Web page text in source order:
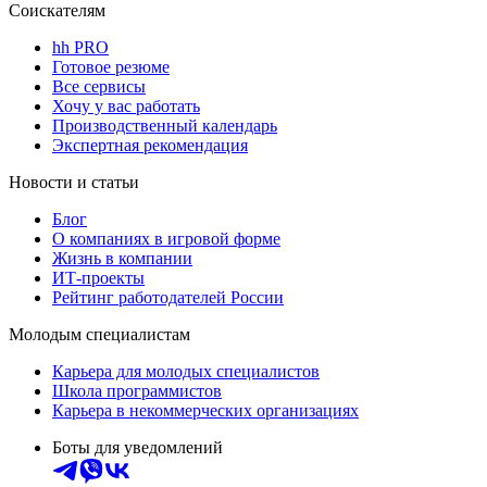
Соискателям
hh PRO
Готовое резюме
Все сервисы
Хочу у вас работать
Производственный календарь
Экспертная рекомендация
Новости и статьи
Блог
О компаниях в игровой форме
Жизнь в компании
ИТ-проекты
Рейтинг работодателей России
Молодым специалистам
Карьера для молодых специалистов
Школа программистов
Карьера в некоммерческих организациях
Боты для уведомлений